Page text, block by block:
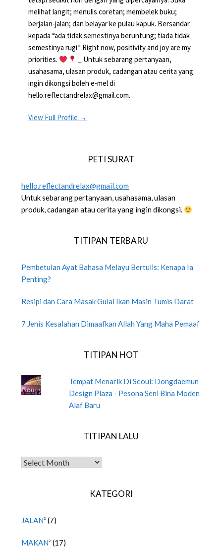
melihat langit; menulis coretan; membelek buku;
berjalan-jalan; dan belayar ke pulau kapuk. Bersandar
kepada “ada tidak semestinya beruntung; tiada tidak
semestinya rugi.” Right now, positivity and joy are my
priorities.
_ Untuk sebarang pertanyaan,
usahasama, ulasan produk, cadangan atau cerita yang
ingin dikongsi boleh e-mel di
hello.reflectandrelax@gmail.com.
View Full Profile →
PETI SURAT
hello.reflectandrelax@gmail.com
Untuk sebarang pertanyaan, usahasama, ulasan
produk, cadangan atau cerita yang ingin dikongsi.
TITIPAN TERBARU
Pembetulan Ayat Bahasa Melayu Bertulis: Kenapa Ia
Penting?
Resipi dan Cara Masak Gulai Ikan Masin Tumis Darat
7 Jenis Kesalahan Dimaafkan Allah Yang Maha Pemaaf
TITIPAN HOT
Tempat Menarik Di Seoul: Dongdaemun
Design Plaza - Pesona Seni Bina Moden
Alaf Baru
TITIPAN LALU
TITIPAN LALU
KATEGORI
JALAN² (7)
MAKAN² (17)